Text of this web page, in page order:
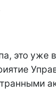
это уже